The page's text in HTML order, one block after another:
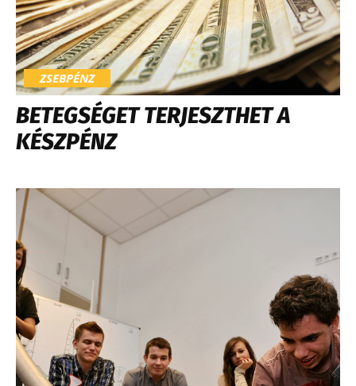
ZSEBPÉNZ
BETEGSÉGET TERJESZTHET A
KÉSZPÉNZ